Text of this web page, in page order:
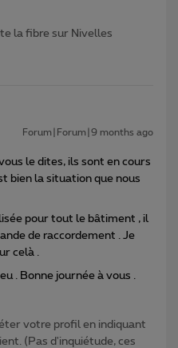
la fibre sur Nivelles
Forum|Forum|9 months ago
le dites, ils sont en cours
bien la situation que nous
pour tout le bâtiment , il
de raccordement . Je
celà .
. Bonne journée à vous .
votre profil en indiquant
(Pas d'inquiétude, ces